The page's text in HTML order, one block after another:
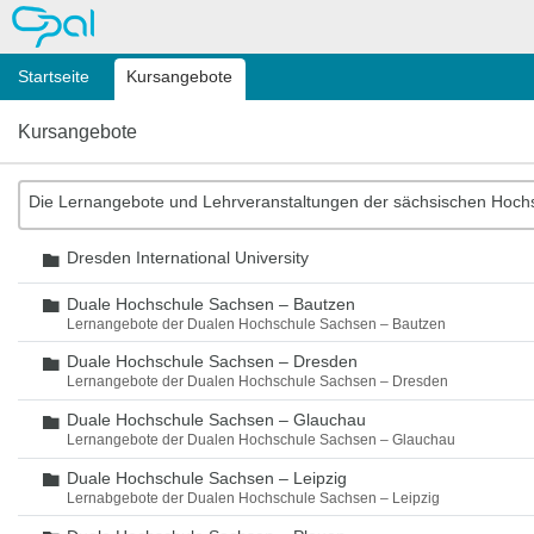
OPAL
Startseite Kursangebote
Kursangebote
Die Lernangebote und Lehrveranstaltungen der sächsischen
Ordner
Dresden International University
Ordner
Duale Hochschule Sachsen – Bautzen
Lernangebote der Dualen Hochschule Sachsen – Bautzen
Ordner
Duale Hochschule Sachsen – Dresden
Lernangebote der Dualen Hochschule Sachsen – Dresden
Ordner
Duale Hochschule Sachsen – Glauchau
Lernangebote der Dualen Hochschule Sachsen – Glauchau
Ordner
Duale Hochschule Sachsen – Leipzig
Lernabgebote der Dualen Hochschule Sachsen – Leipzig